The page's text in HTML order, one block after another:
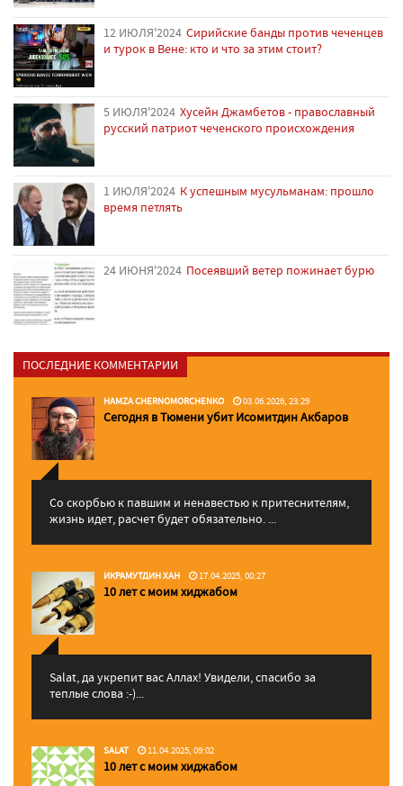
12 ИЮЛЯ'2024 Сирийские банды против чеченцев
и турок в Вене: кто и что за этим стоит?
5 ИЮЛЯ'2024 Хусейн Джамбетов - православный
русский патриот чеченского происхождения
1 ИЮЛЯ'2024 К успешным мусульманам: прошло
время петлять
24 ИЮНЯ'2024 Посеявший ветер пожинает бурю
ПОСЛЕДНИЕ КОММЕНТАРИИ
HAMZA CHERNOMORCHENKO 03.06.2026, 23:29
Сегодня в Тюмени убит Исомитдин Акбаров
Со скорбью к павшим и ненавестью к притеснителям,
жизнь идет, расчет будет обязательно. ...
ИКРАМУТДИН ХАН 17.04.2025, 00:27
10 лет с моим хиджабом
Salat, да укрепит вас Аллаx! Увидели, спасибо за
теплые слова :-)...
SALAT 11.04.2025, 09:02
10 лет с моим хиджабом